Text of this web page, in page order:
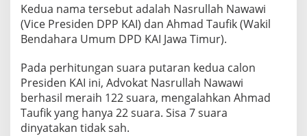
Kedua nama tersebut adalah Nasrullah Nawawi
(Vice Presiden DPP KAI) dan Ahmad Taufik (Wakil
Bendahara Umum DPD KAI Jawa Timur).
Pada perhitungan suara putaran kedua calon
Presiden KAI ini, Advokat Nasrullah Nawawi
berhasil meraih 122 suara, mengalahkan Ahmad
Taufik yang hanya 22 suara. Sisa 7 suara
dinyatakan tidak sah.